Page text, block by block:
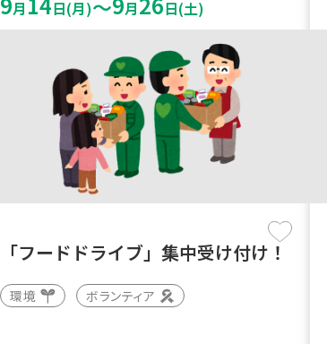
月 日(月)～ 月 日(土)
「フードドライブ」集中受け付け！
環境 ボランティア